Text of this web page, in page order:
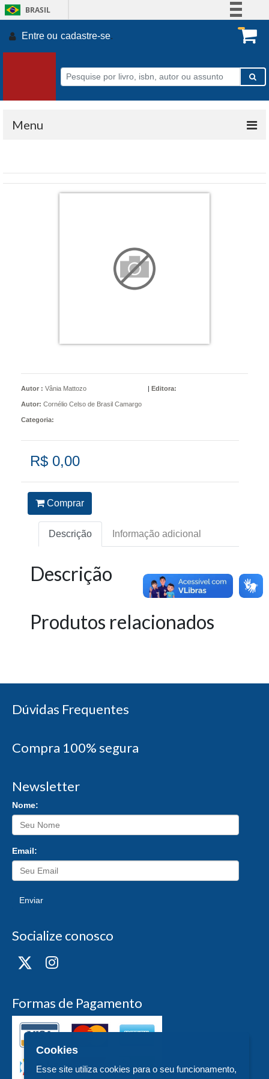
BRASIL
Participe
Acesso à informação
Legislação
Entre ou cadastre-se.
Menu
Autor : Vânia Mattozo
Autor: Cornélio Celso de Brasil Camargo
| Editora:
Categoria:
R$ 0,00
Comprar
Descrição Informação adicional
Descrição
Produtos relacionados
Dúvidas Frequentes
Compra 100% segura
Newsletter
Nome:
Email:
Enviar
Socialize conosco
Formas de Pagamento
Cookies
Esse site utiliza cookies para o seu funcionamento,